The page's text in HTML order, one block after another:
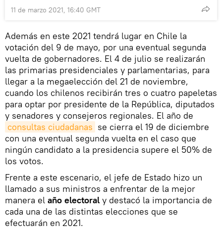
11 de marzo 2021, 16:40 GMT
Además en este 2021 tendrá lugar en Chile la
votación del 9 de mayo, por una eventual segunda
vuelta de gobernadores. El 4 de julio se realizarán
las primarias presidenciales y parlamentarias, para
llegar a la megaelección del 21 de noviembre,
cuando los chilenos recibirán tres o cuatro papeletas
para optar por presidente de la República, diputados
y senadores y consejeros regionales. El año de
consultas ciudadanas se cierra el 19 de diciembre
con una eventual segunda vuelta en el caso que
ningún candidato a la presidencia supere el 50% de
los votos.
Frente a este escenario, el jefe de Estado hizo un
llamado a sus ministros a enfrentar de la mejor
manera el año electoral y destacó la importancia de
cada una de las distintas elecciones que se
efectuarán en 2021.